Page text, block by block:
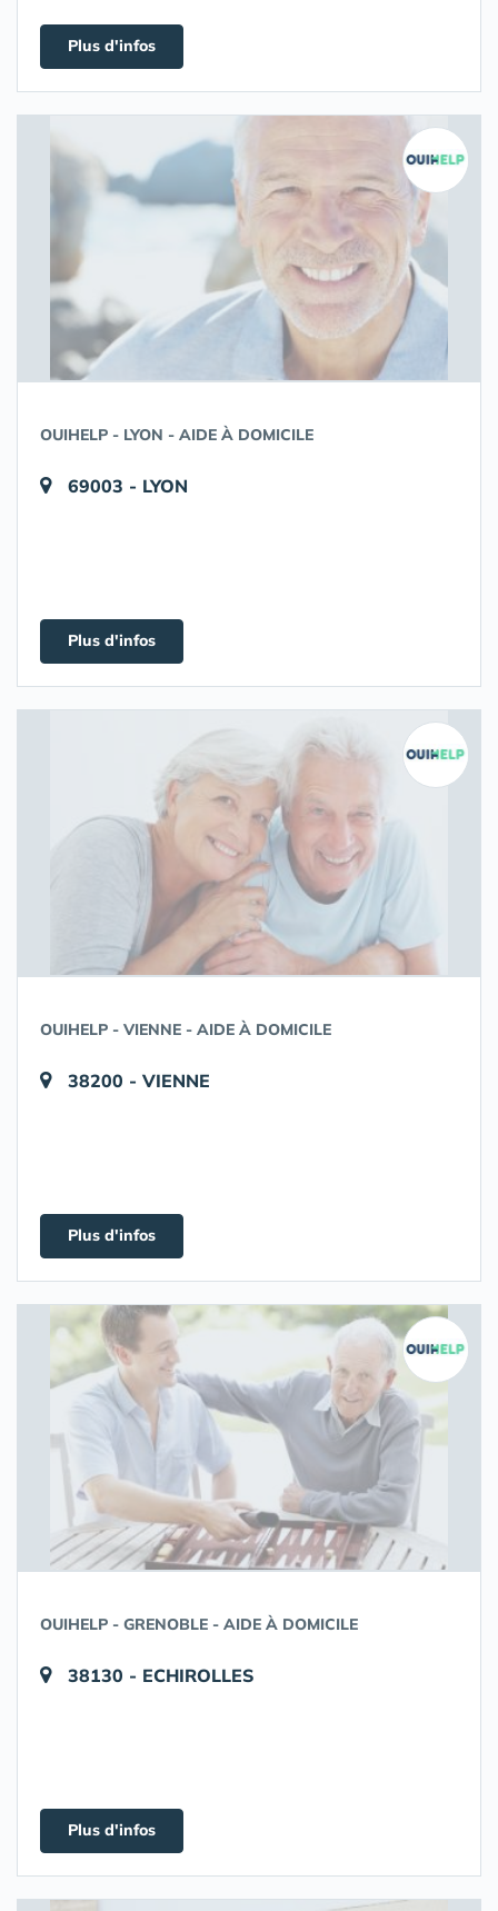
Plus d'infos
OUIHELP - LYON - AIDE À DOMICILE
69003 - LYON
Plus d'infos
OUIHELP - VIENNE - AIDE À DOMICILE
38200 - VIENNE
Plus d'infos
OUIHELP - GRENOBLE - AIDE À DOMICILE
38130 - ECHIROLLES
Plus d'infos